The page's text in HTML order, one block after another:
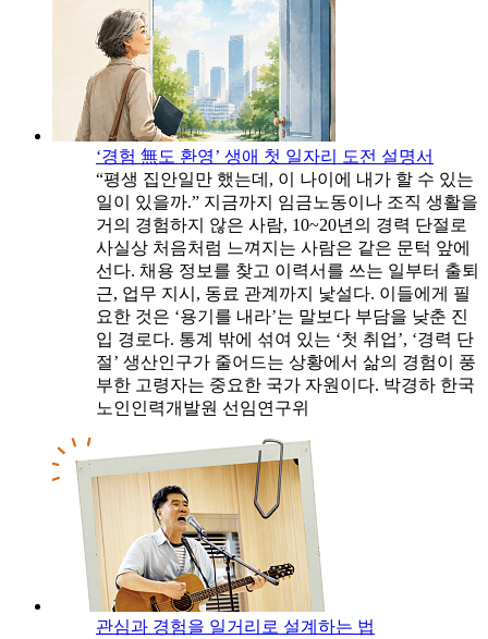
‘경험 無도 환영’ 생애 첫 일자리 도전 설명서
“평생 집안일만 했는데, 이 나이에 내가 할 수 있는
일이 있을까.” 지금까지 임금노동이나 조직 생활을
거의 경험하지 않은 사람, 10~20년의 경력 단절로
사실상 처음처럼 느껴지는 사람은 같은 문턱 앞에
선다. 채용 정보를 찾고 이력서를 쓰는 일부터 출퇴
근, 업무 지시, 동료 관계까지 낯설다. 이들에게 필
요한 것은 ‘용기를 내라’는 말보다 부담을 낮춘 진
입 경로다. 통계 밖에 섞여 있는 ‘첫 취업’, ‘경력 단
절’ 생산인구가 줄어드는 상황에서 삶의 경험이 풍
부한 고령자는 중요한 국가 자원이다. 박경하 한국
노인인력개발원 선임연구위
관심과 경험을 일거리로 설계하는 법